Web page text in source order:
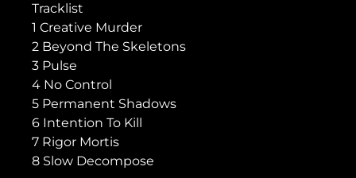
Tracklist
1 Creative Murder
2 Beyond The Skeletons
3 Pulse
4 No Control
5 Permanent Shadows
6 Intention To Kill
7 Rigor Mortis
8 Slow Decompose